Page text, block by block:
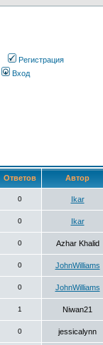
Регистрация
Вход
Ответов Автор
0 Ikar
0 Ikar
0 Azhar Khalid
0 JohnWilliams
0 JohnWilliams
1 Niwan21
0 jessicalynn